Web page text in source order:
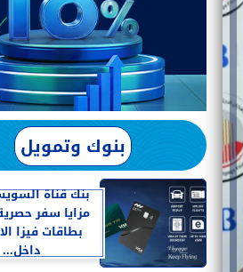
بنوك وتمويل
بنك قناة
مزايا سفر
بطاقات فيزا
داخل...